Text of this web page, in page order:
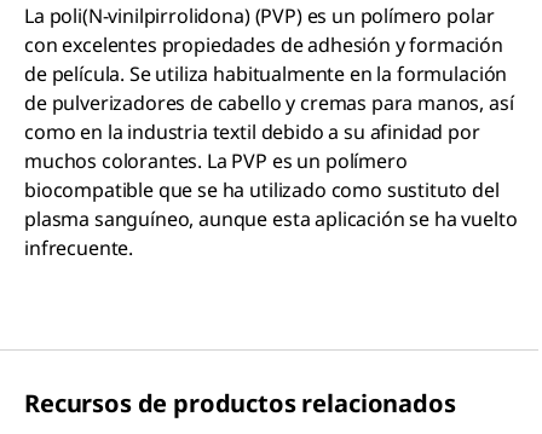
La poli(N-vinilpirrolidona) (PVP) es un polímero polar
con excelentes propiedades de adhesión y formación
de película. Se utiliza habitualmente en la formulación
de pulverizadores de cabello y cremas para manos, así
como en la industria textil debido a su afinidad por
muchos colorantes. La PVP es un polímero
biocompatible que se ha utilizado como sustituto del
plasma sanguíneo, aunque esta aplicación se ha vuelto
infrecuente.
Recursos de productos relacionados